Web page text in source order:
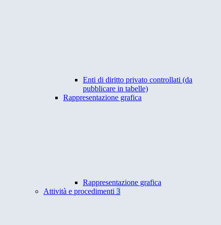
Enti di diritto privato controllati (da
pubblicare in tabelle)
Rappresentazione grafica
Rappresentazione grafica
Attività e procedimenti 3